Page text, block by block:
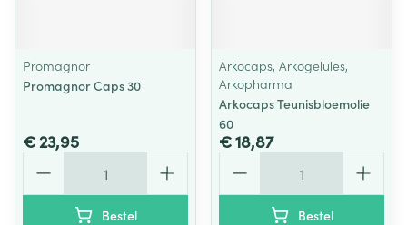
Promagnor
Promagnor Caps 30
€ 23,95
Bestel
Arkocaps, Arkogelules,
Arkopharma
Arkocaps Teunisbloemolie
60
€ 18,87
Bestel